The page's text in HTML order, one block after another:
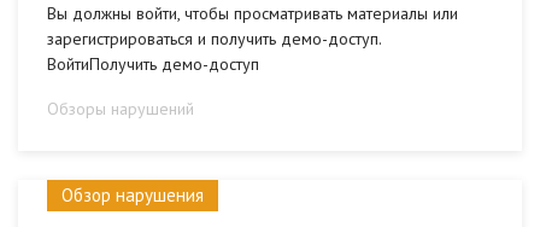
Вы должны войти, чтобы просматривать материалы или
зарегистрироваться и получить демо-доступ.
ВойтиПолучить демо-доступ
Обзоры нарушений
Обзор нарушения